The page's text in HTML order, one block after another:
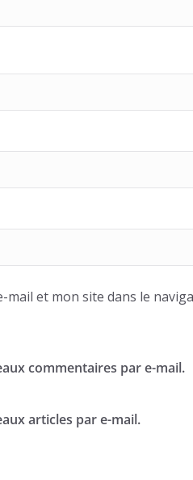
mail et mon site dans le
commentaires par e-mail.
articles par e-mail.